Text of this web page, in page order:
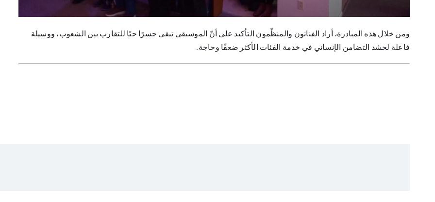
ومن خلال هذه المبادرة، أراد الفنانون والمنظّمون التأكيد على أنّ الموسيقى تبقى جسرًا حيًا للتقارب بين الشعوب، ووسيلة
فاعلة لحشد التضامن الإنساني في خدمة الفئات الأكثر ضعفًا وحاجة.